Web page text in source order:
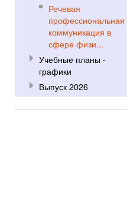
Речевая
профессиональная
коммуникация в
сфере физи...
Учебные планы -
графики
Выпуск 2026